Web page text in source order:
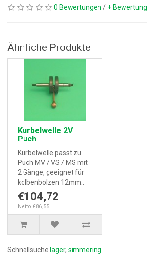
0 Bewertungen / + Bewertung
Ähnliche Produkte
Kurbelwelle 2V
Puch
Kurbelwelle passt zu
Puch MV / VS / MS mit
2 Gänge, geeignet für
kolbenbolzen 12mm..
€104,72
Netto €86,55
Schnellsuche lager, simmering